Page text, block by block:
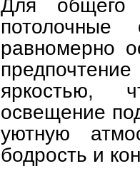
Для общего
равномерно
яркостью,
освещение
уютную
бодрость и